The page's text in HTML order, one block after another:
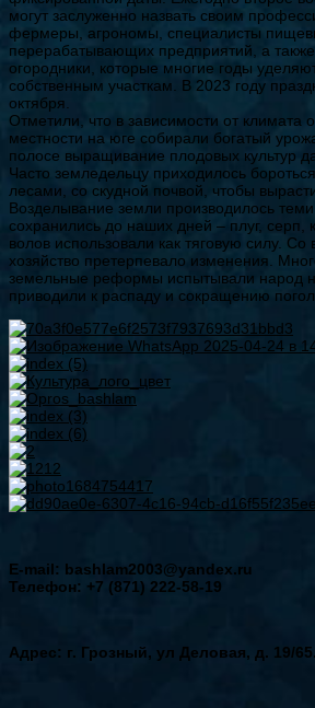
могут заслуженно назвать своим
фермеры, агрономы, специалисты
перерабатывающих предприятий, а
огородники, которые многие годы
собственным участкам. В 2023 году
октября.
Отметили, что в зависимости от климата
местности на юге собирали богатый
полосе выращивание плодовых культур
Часто земледельцу приходилось
лесами, со скудной почвой, чтобы
Возделывание земли производилось
сохранились до наших дней – плуг, серп,
волов использовали как тяговую силу.
хозяйство претерпевало изменения.
земельные реформы испытывали народ
приводили к распаду и сокращению
E-mail: bashlam2003@yandex.ru
Телефон: +7 (871) 222-58-19
Адрес: г. Грозный, ул Деловая, д. 19/65.